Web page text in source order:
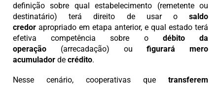
definição sobre qual estabelecimento (remetente ou
destinatário) terá direito de usar o saldo
credor apropriado em etapa anterior, e qual estado terá
efetiva competência sobre o débito da
operação (arrecadação) oufigurará mero
acumulador de crédito.
Nesse cenário, cooperativas que transferem